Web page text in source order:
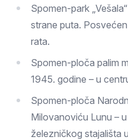
Spomen-park
strane puta.
rata.
Spomen-ploča palim
1945. godine – u
Spomen-ploča
Milovanoviću Lunu –
železničkog stajališta